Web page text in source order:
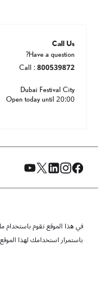
Call Us
Have a question?
Call :800539872
Dubai Festival City
Open today until 20:00
© الفطيم 2026. جميع الحقوق
سياسة الخصوصية
في هذا الموقع نقوم
باستمرار استخدامك لهذا